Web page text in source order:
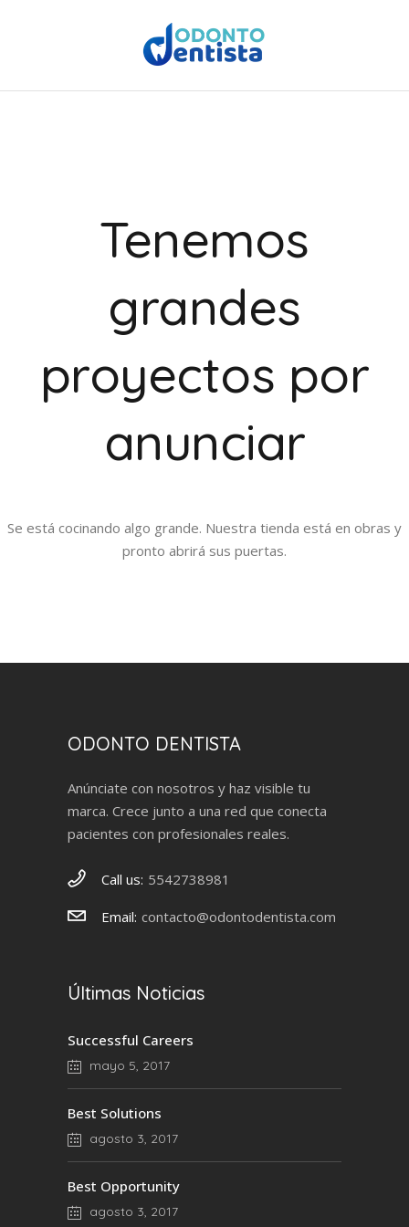
Tenemos
grandes
proyectos por
anunciar
Se está cocinando algo grande. Nuestra tienda está en obras y
pronto abrirá sus puertas.
ODONTO DENTISTA
Anúnciate con nosotros y haz visible tu
marca. Crece junto a una red que conecta
pacientes con profesionales reales.
Call us: 5542738981
Email: contacto@odontodentista.com
Últimas Noticias
Successful Careers
mayo 5, 2017
Best Solutions
agosto 3, 2017
Best Opportunity
agosto 3, 2017